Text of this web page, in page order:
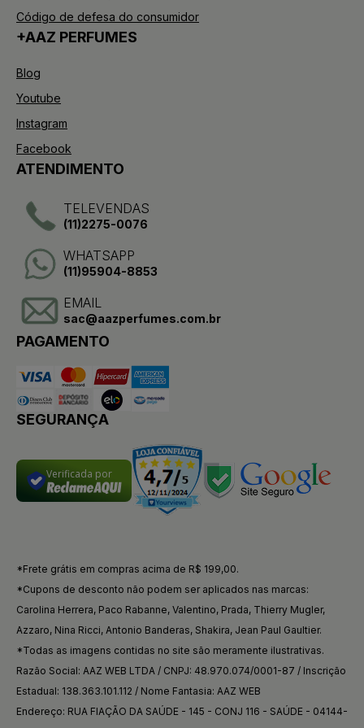
Código de defesa do consumidor
+AAZ PERFUMES
Blog
Youtube
Instagram
Facebook
ATENDIMENTO
TELEVENDAS
(11)2275-0076
WHATSAPP
(11)95904-8853
EMAIL
sac@aazperfumes.com.br
PAGAMENTO
SEGURANÇA
Verificada por
*Frete grátis em compras acima de R$ 199,00.
*Cupons de desconto não podem ser aplicados nas marcas:
Carolina Herrera, Paco Rabanne, Valentino, Prada, Thierry Mugler,
Azzaro, Nina Ricci, Antonio Banderas, Shakira, Jean Paul Gaultier.
*Todas as imagens contidas no site são meramente ilustrativas.
Razão Social: AAZ WEB LTDA / CNPJ: 48.970.074/0001-87 / Inscrição
Estadual: 138.363.101.112 / Nome Fantasia: AAZ WEB
Endereço: RUA FIAÇÃO DA SAÚDE - 145 - CONJ 116 - SAÚDE - 04144-